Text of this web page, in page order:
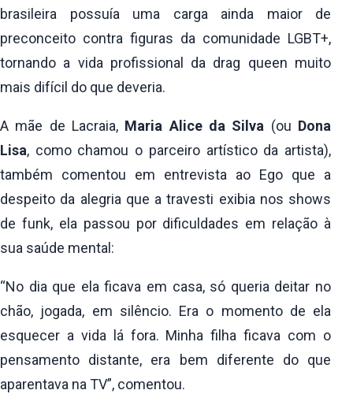
brasileira possuía uma carga ainda maior de
preconceito contra figuras da comunidade LGBT+,
tornando a vida profissional da drag queen muito
mais difícil do que deveria.
A mãe de Lacraia, Maria Alice da Silva (ou Dona
Lisa, como chamou o parceiro artístico da artista),
também comentou em entrevista ao Ego que a
despeito da alegria que a travesti exibia nos shows
de funk, ela passou por dificuldades em relação à
sua saúde mental:
“No dia que ela ficava em casa, só queria deitar no
chão, jogada, em silêncio. Era o momento de ela
esquecer a vida lá fora. Minha filha ficava com o
pensamento distante, era bem diferente do que
aparentava na TV”, comentou.